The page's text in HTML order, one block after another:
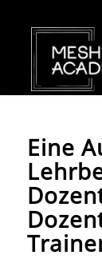
Eine